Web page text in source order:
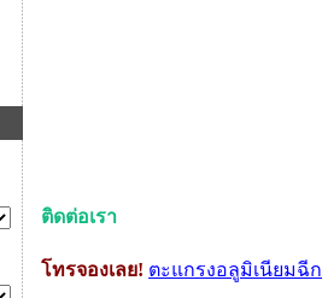
ติดต่อเรา
โทรจองเลย! ตะแกรงอลูมิเนียมฉีก